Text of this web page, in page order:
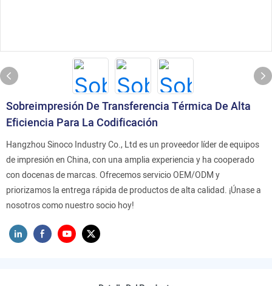
Sobreimpresión De Transferencia Térmica De Alta
Eficiencia Para La Codificación
Hangzhou Sinoco Industry Co., Ltd es un proveedor líder de equipos
de impresión en China, con una amplia experiencia y ha cooperado
con docenas de marcas. Ofrecemos servicio OEM/ODM y
priorizamos la entrega rápida de productos de alta calidad. ¡Únase a
nosotros como nuestro socio hoy!